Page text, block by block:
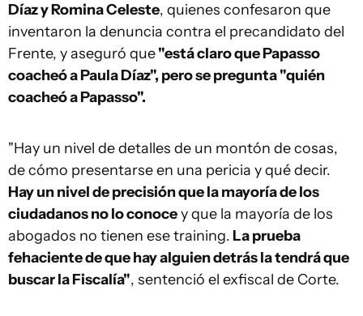
Díaz y Romina Celeste, quienes confesaron que
inventaron la denuncia contra el precandidato del
Frente, y aseguró que"está claro que Papasso
coacheó a Paula Díaz", pero se pregunta "quién
coacheó a Papasso".
"Hay un nivel de detalles de un montón de cosas,
de cómo presentarse en una pericia y qué decir.
Hay un nivel de precisión que la mayoría de los
ciudadanos no lo conocey que la mayoría de los
abogados no tienen ese training. La prueba
fehaciente de que hay alguien detrás la tendrá que
buscar la Fiscalía", sentenció el exfiscal de Corte.